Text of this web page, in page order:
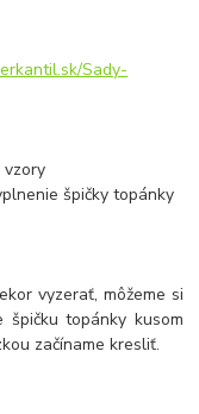
Sady-
vzory
špičky topánky
vyzerať, môžeme si
topánky kusom
začíname kresliť.